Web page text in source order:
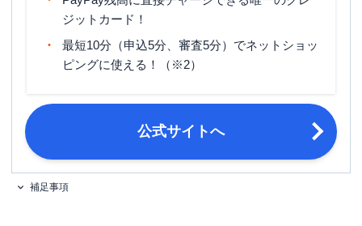
締め日・支払日
申し込み条件
・日本国内在住の満18歳以上の方
・本人認証が可能な携帯電話をお持ち
の方 ※ PayPayアプリ経由で入会する
必要書類
本人確認書類 （マイナンバーカー
ジットカード！
最短10分（申込5分、審査5分）でネットショッ
ピングに使える！（※2）
公式サイトへ
補足事項